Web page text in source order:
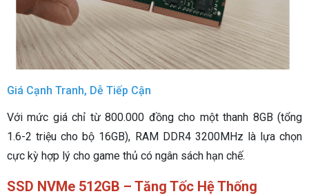
Giá Cạnh Tranh, Dễ Tiếp Cận
Với mức giá chỉ từ 800.000 đồng cho một thanh 8GB (tổng
1.6-2 triệu cho bộ 16GB), RAM DDR4 3200MHz là lựa chọn
cực kỳ hợp lý cho game thủ có ngân sách hạn chế.
SSD NVMe 512GB – Tăng Tốc Hệ Thống